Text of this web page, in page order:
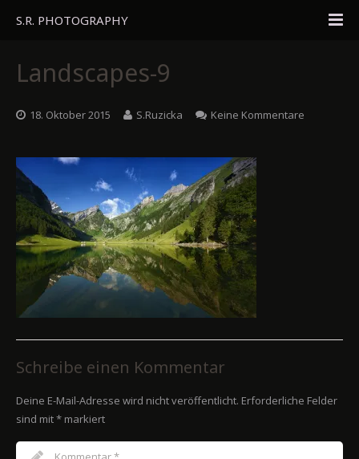
S.R. PHOTOGRAPHY
About
Blog
Gästebuch
Landscapes-9
18. Oktober 2015 S.Ruzicka Keine Kommentare
Schreibe einen Kommentar
Deine E-Mail-Adresse wird nicht veröffentlicht. Erforderliche Felder
sind mit* markiert